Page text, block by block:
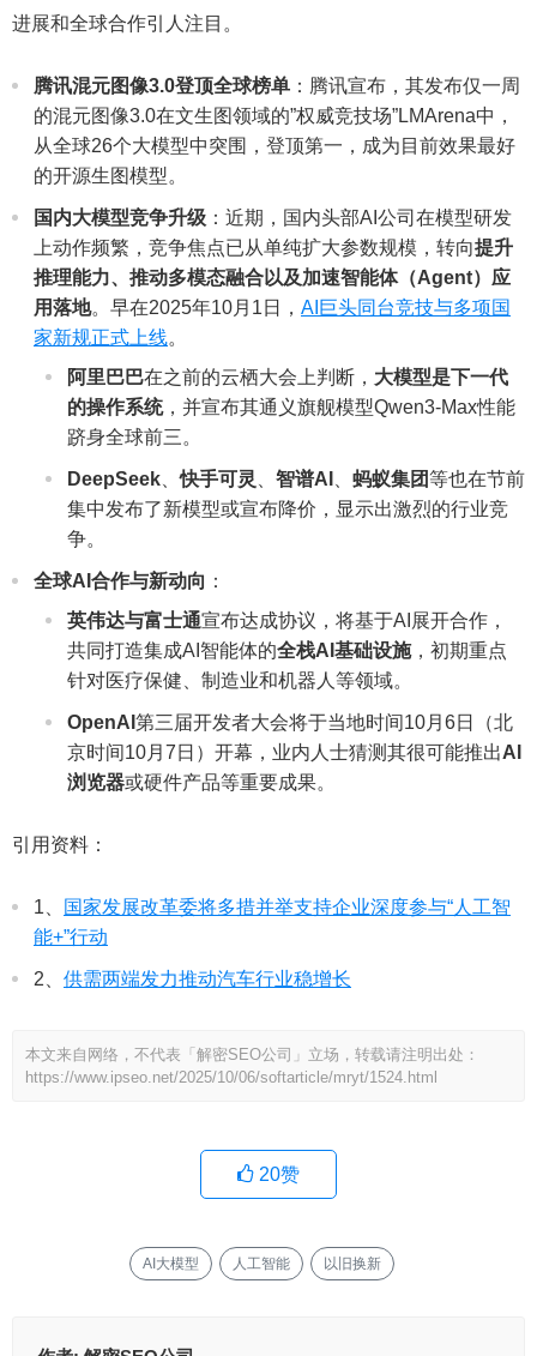
进展和全球合作引人注目。
腾讯混元图像3.0登顶全球榜单 ：腾讯宣布，其发布仅一周
的混元图像3.0在文生图领域的”权威竞技场”LMArena中，
从全球26个大模型中突围，登顶第一，成为目前效果最好
的开源生图模型。
国内大模型竞争升级 ：近期，国内头部AI公司在模型研发
上动作频繁，竞争焦点已从单纯扩大参数规模，转向提升
推理能力、推动多模态融合以及加速智能体（Agent）应
用落地。早在2025年10月1日， AI巨头同台竞技与多项国
家新规正式上线。
阿里巴巴在之前的云栖大会上判断， 大模型是下一代
的操作系统，并宣布其通义旗舰模型Qwen3-Max性能
跻身全球前三。
DeepSeek 、快手可灵 智谱AI 蚂蚁集团等也在节前
集中发布了新模型或宣布降价，显示出激烈的行业竞
争。
全球AI合作与新动向 ：
英伟达与富士通宣布达成协议，将基于AI展开合作，
共同打造集成AI智能体的全栈AI基础设施，初期重点
针对医疗保健、制造业和机器人等领域。
OpenAI 第三届开发者大会将于当地时间10月6日（北
京时间10月7日）开幕，业内人士猜测其很可能推出AI
浏览器或硬件产品等重要成果。
引用资料：
1、
国家发展改革委将多措并举支持企业深度参与“人工智
能+”行动
2、 供需两端发力推动汽车行业稳增长
本文来自网络，不代表「解密SEO公司」立场，转载请注明出处：
https://www.ipseo.net/2025/10/06/softarticle/mryt/1524.html
20赞
AI大模型 人工智能 以旧换新